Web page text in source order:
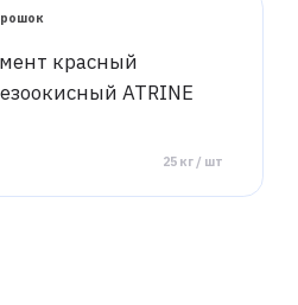
красный
ATRINE
25 кг / шт